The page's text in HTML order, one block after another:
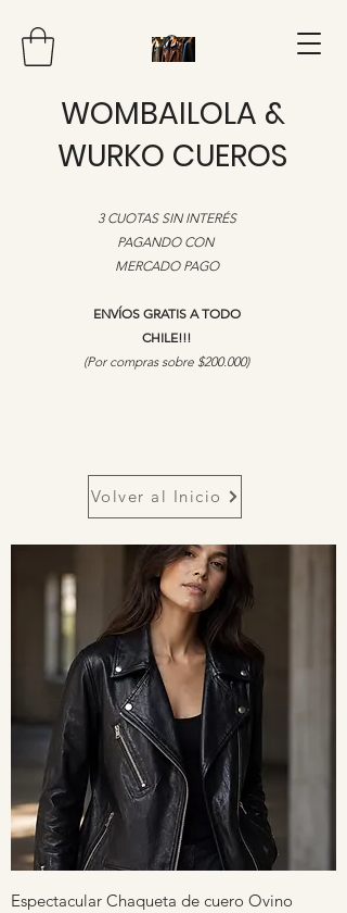
WOMBAILOLA &
WURKO CUEROS
3 CUOTAS SIN INTERÉS
PAGANDO CON
MERCADO PAGO
ENVÍOS GRATIS A TODO
CHILE!!!
​(Por compras sobre $200.000)
Volver al Inicio
Espectacular Chaqueta de cuero Ovino